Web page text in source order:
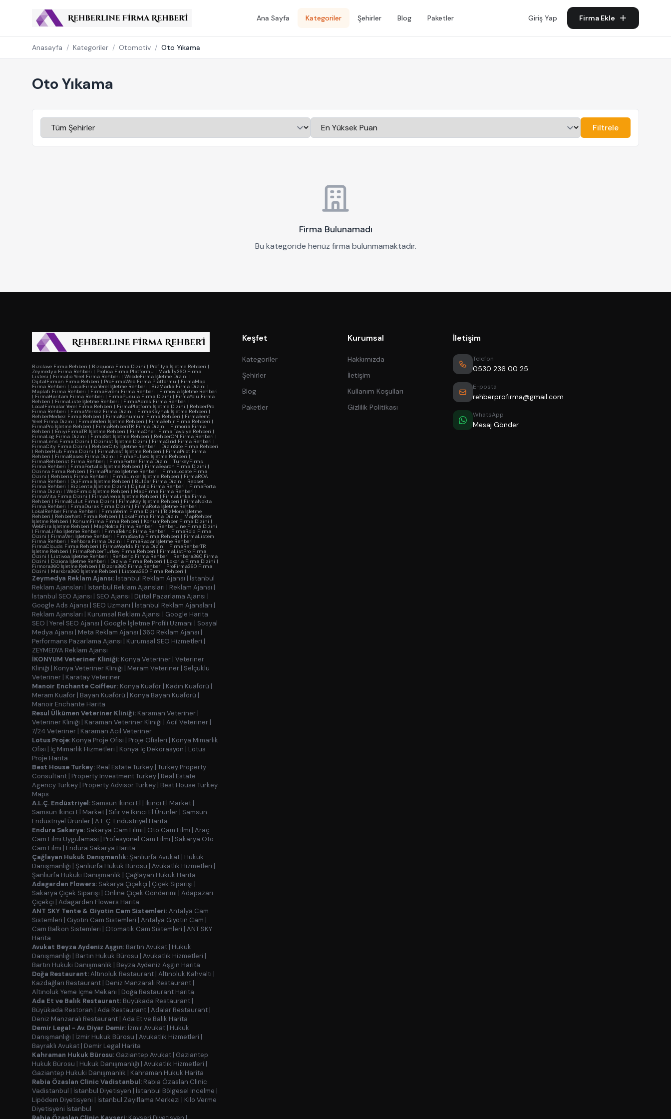
Ana Sayfa Kategoriler Şehirler Blog Paketler Giriş Yap Firma Ekle
Anasayfa / Kategoriler / Otomotiv / Oto Yıkama
Oto Yıkama
Filtrele
Firma Bulunamadı
Bu kategoride henüz firma bulunmamaktadır.
Bizclave Firma Rehberi | Bizquora Firma Dizini | Profilya İşletme Rehberi |
Zeymedya Firma Rehberi | Profica Firma Platformu | Markify360 Firma
Listesi | Firmalio Yerel Firma Rehberi | WebdeFirma İşletme Dizini |
DijitalFirman Firma Rehberi | ProFirmaWeb Firma Platformu | FirmaMap
Firma Rehberi | LocalFirma Yerel İşletme Rehberi | BizMarka Firma Dizini |
Maplafi Firma Rehberi | FirmaEvreni Firma Rehberi | Firmovia İşletme Rehberi
| FirmaHaritam Firma Rehberi | FirmaPusula Firma Dizini | FirmaYolu Firma
Rehberi | FirmaListe İşletme Rehberi | FirmaAdres Firma Rehberi |
LocalFirmalar Yerel Firma Rehberi | FirmaPlatform İşletme Dizini | RehberPro
Firma Rehberi | FirmaMerkez Firma Dizini | FirmaKaynak İşletme Rehberi |
RehberMerkez Firma Rehberi | FirmaKonumum Firma Rehberi | FirmaSemt
Yerel Firma Dizini | FirmaYerleri İşletme Rehberi | FirmaSehir Firma Rehberi |
FirmaPro İşletme Rehberi | FirmaRehberiTR Firma Dizini | Firmoria Firma
Rehberi | EniyiFirmaTR İşletme Rehberi | FirmaOneri Firma Tavsiye Rehberi |
FirmaLog Firma Dizini | FirmaSet İşletme Rehberi | RehberON Firma Rehberi |
FirmaLens Firma Dizini | Dizinist İşletme Dizini | FirmaGrid Firma Rehberi |
FirmaCity Firma Dizini | RehberCity İşletme Rehberi | DizinSite Firma Rehberi
| RehberHub Firma Dizini | FirmaNest İşletme Rehberi | FirmaPilot Firma
Rehberi | FirmaBaseo Firma Dizini | FirmaPulseo İşletme Rehberi |
FirmaRehberist Firma Rehberi | FirmaPorter Firma Dizini | TurkeyFirms
Firma Rehberi | FirmaPortalio İşletme Rehberi | FirmaSearch Firma Dizini |
Dizinra Firma Rehberi | FirmaPlaneo İşletme Rehberi | FirmaLocate Firma
Dizini | Rehberis Firma Rehberi | FirmaLinker İşletme Rehberi | FirmaROA
Firma Rehberi | DijiFirma İşletme Rehberi | Bulpar Firma Dizini | Rebset
Firma Rehberi | BizLenta İşletme Dizini | Dijitalio Firma Rehberi | FirmaPorta
Firma Dizini | WebFirmio İşletme Rehberi | MapFirma Firma Rehberi |
FirmaVita Firma Dizini | FirmaArena İşletme Rehberi | FirmaLinka Firma
Rehberi | FirmaBulut Firma Dizini | FirmaKey İşletme Rehberi | FirmaNokta
Firma Rehberi | FirmaDurak Firma Dizini | FirmaRota İşletme Rehberi |
LokalRehber Firma Rehberi | FirmaYerim Firma Dizini |BizMora İşletme
Rehberi | RehberNeti Firma Rehberi | LokalFirma Firma Dizini | MapRehber
İşletme Rehberi | KonumFirma Firma Rehberi | KonumRehber Firma Dizini |
WebFira İşletme Rehberi | MapNokta Firma Rehberi | RehberLine Firma Dizini
| FirmaLinko İşletme Rehberi | FirmaTekno Firma Rehberi | FirmaRoid Firma
Dizini | FirmaVeri İşletme Rehberi | FirmaSayfa Firma Rehberi | FirmaListem
Firma Rehberi | Rehbora Firma Dizini | FirmaRadar İşletme Rehberi |
FirmaClouds Firma Rehberi | FirmaWorlds Firma Dizini | FirmaRehberTR
İşletme Rehberi | FirmaRehberTurkey Firma Rehberi | FirmaListPro Firma
Dizini | Listivoa İşletme Rehberi | Rehberio Firma Rehberi | Rehbera360 Firma
Dizini | Diziora İşletme Rehberi | Dizivia Firma Rehberi | Lokoria Firma Dizini |
Firmora360 İşletme Rehberi | Bizora360 Firma Rehberi | ProFirma360 Firma
Dizini | Markora360 İşletme Rehberi | Listora360 Firma Rehberi |
Zeymedya Reklam Ajansı: İstanbul Reklam Ajansı | İstanbul
Reklam Ajansları | İstanbul Reklam Ajansları | Reklam Ajansı |
İstanbul SEO Ajansı | SEO Ajansı | Dijital Pazarlama Ajansı |
Google Ads Ajansı | SEO Uzmanı | İstanbul Reklam Ajansları |
Reklam Ajansları | Kurumsal Reklam Ajansı | Google Harita
SEO | Yerel SEO Ajansı | Google İşletme Profili Uzmanı | Sosyal
Medya Ajansı | Meta Reklam Ajansı | 360 Reklam Ajansı |
Performans Pazarlama Ajansı | Kurumsal SEO Hizmetleri |
ZEYMEDYA Reklam Ajansı
İKONYUM Veteriner Kliniği: Konya Veteriner | Veteriner
Kliniği | Konya Veteriner Kliniği | Meram Veteriner | Selçuklu
Veteriner | Karatay Veteriner
Manoir Enchante Coiffeur: Konya Kuaför | Kadın Kuaförü |
Meram Kuaför | Bayan Kuaförü | Konya Bayan Kuaförü |
Manoir Enchante Harita
Resul Ülkümen Veteriner Kliniği: Karaman Veteriner |
Veteriner Kliniği | Karaman Veteriner Kliniği | Acil Veteriner |
7/24 Veteriner | Karaman Acil Veteriner
Lotus Proje: Konya Proje Ofisi | Proje Ofisleri | Konya Mimarlık
Ofisi | İç Mimarlık Hizmetleri | Konya İç Dekorasyon | Lotus
Proje Harita
Best House Turkey: Real Estate Turkey | Turkey Property
Consultant | Property Investment Turkey | Real Estate
Agency Turkey | Property Advisor Turkey | Best House Turkey
Maps
A.L.Ç. Endüstriyel: Samsun İkinci El | İkinci El Market |
Samsun İkinci El Market | Sıfır ve İkinci El Ürünler | Samsun
Endüstriyel Ürünler | A.L.Ç. Endüstriyel Harita
Endura Sakarya: Sakarya Cam Filmi | Oto Cam Filmi | Araç
Cam Filmi Uygulaması | Profesyonel Cam Filmi | Sakarya Oto
Cam Filmi | Endura Sakarya Harita
Çağlayan Hukuk Danışmanlık:Şanlıurfa Avukat | Hukuk
Danışmanlığı | Şanlıurfa Hukuk Bürosu | Avukatlık Hizmetleri |
Şanlıurfa Hukuki Danışmanlık | Çağlayan Hukuk Harita
Adagarden Flowers: Sakarya Çiçekçi | Çiçek Siparişi |
Sakarya Çiçek Siparişi | Online Çiçek Gönderimi | Adapazarı
Çiçekçi | Adagarden Flowers Harita
ANT SKY Tente & Giyotin Cam Sistemleri:Antalya Cam
Sistemleri | Giyotin Cam Sistemleri | Antalya Giyotin Cam |
Cam Balkon Sistemleri | Otomatik Cam Sistemleri | ANT SKY
Harita
Avukat Beyza Aydeniz Aşgın: Bartın Avukat | Hukuk
Danışmanlığı | Bartın Hukuk Bürosu | Avukatlık Hizmetleri |
Bartın Hukuki Danışmanlık | Beyza Aydeniz Aşgın Harita
Doğa Restaurant:Altınoluk Restaurant | Altınoluk Kahvaltı |
Kazdağları Restaurant | Deniz Manzaralı Restaurant |
Altınoluk Yeme İçme Mekanı | Doğa Restaurant Harita
Ada Et ve Balık Restaurant: Büyükada Restaurant |
Büyükada Restoran | Ada Restaurant | Adalar Restaurant |
Deniz Manzaralı Restaurant | Ada Et ve Balık Harita
Demir Legal - Av. Diyar Demir: İzmir Avukat | Hukuk
Danışmanlığı | İzmir Hukuk Bürosu | Avukatlık Hizmetleri |
Bayraklı Avukat | Demir Legal Harita
Kahraman Hukuk Bürosu: Gaziantep Avukat | Gaziantep
Hukuk Bürosu | Hukuk Danışmanlığı | Avukatlık Hizmetleri |
Gaziantep Hukuki Danışmanlık | Kahraman Hukuk Harita
Rabia Özaslan Clinic Vadistanbul: Rabia Özaslan Clinic
Vadistanbul | İstanbul Diyetisyen | İstanbul Bölgesel İncelme |
Lipödem Diyetisyeni | İstanbul Zayıflama Merkezi | Kilo Verme
Diyetisyeni İstanbul
Keşfet
Kategoriler
Şehirler
Blog
Paketler
Kurumsal
Hakkımızda
İletişim
Kullanım Koşulları
Gizlilik Politikası
İletişim
Telefon
0530 236 00 25
E-posta
rehberprofirma@gmail.com
WhatsApp
Mesaj Gönder